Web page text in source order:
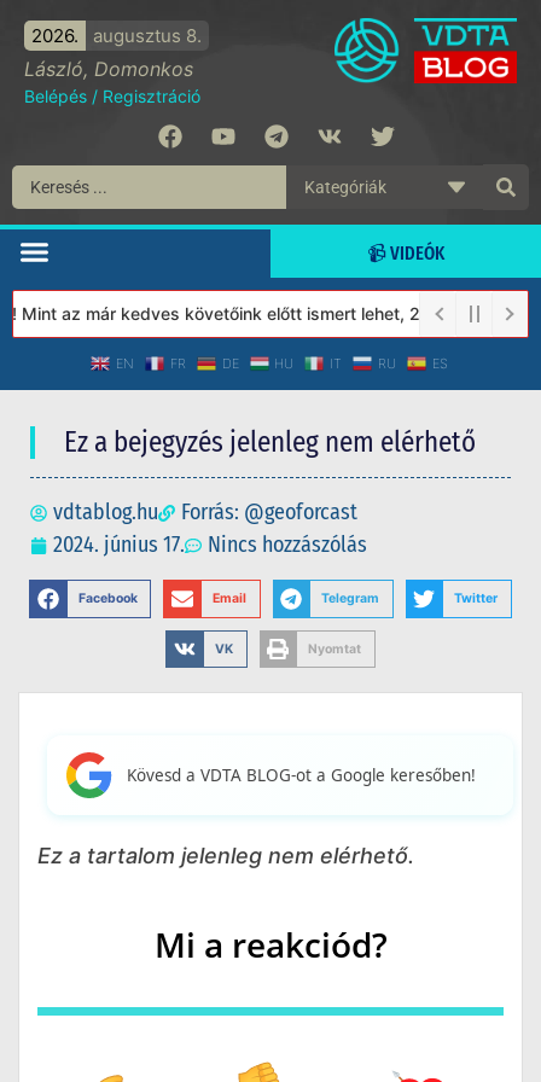
2026. augusztus 8.
László, Domonkos
Belépés / Regisztráció
📹 VIDEÓK
az már kedves követőink előtt ismert lehet, 2023-tól a
EN FR DE HU IT RU ES
Ez a bejegyzés jelenleg nem elérhető
vdtablog.hu
Forrás: @geoforcast
2024. június 17.
Nincs hozzászólás
Facebook Email Telegram Twitter
VK Nyomtat
Kövesd a VDTA BLOG-ot a Google keresőben!
Ez a tartalom jelenleg nem elérhető.
Mi a reakciód?